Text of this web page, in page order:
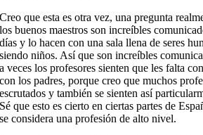
Creo que esta es otra vez, una pregunta
los buenos maestros son increíbles
días y lo hacen con una sala llena de seres
siendo niños. Así que son increíbles
a veces los profesores sienten que les falta
con los padres, porque creo que muchos
escrutados y también se sienten así
Sé que esto es cierto en ciertas partes de
se considera una profesión de alto nivel.